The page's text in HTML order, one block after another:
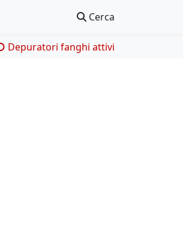
Cerca
Depuratori fanghi attivi